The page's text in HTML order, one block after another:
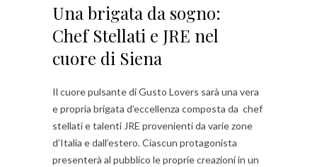
Una brigata da sogno:
Chef Stellati e JRE nel
cuore di Siena
Il cuore pulsante di Gusto Lovers sarà una vera
e propria brigata d’eccellenza composta da chef
stellati e talenti JRE provenienti da varie zone
d’Italia e dall’estero. Ciascun protagonista
presenterà al pubblico le proprie creazioni in un